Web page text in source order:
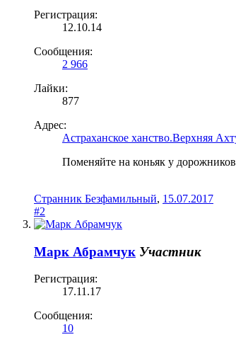
Регистрация:
12.10.14
Сообщения:
2 966
Лайки:
877
Адрес:
Астраханское ханство.Верхняя
Поменяйте на коньяк у
Странник Безфамильный, 15.07.2017
#2
Марк Абрамчук Участник
Регистрация:
17.11.17
Сообщения:
10